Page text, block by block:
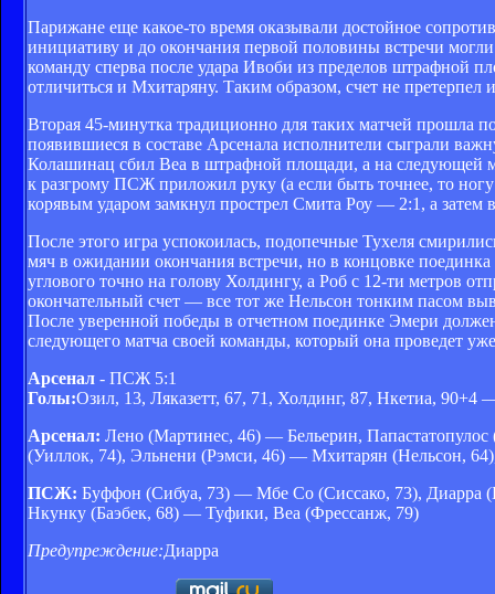
Парижане еще какое-то время оказывали достойное
инициативу и до окончания первой половины встречи
команду сперва после удара Ивоби из пределов штрафной
отличиться и Мхитаряну. Таким образом, счет не претерпел
Вторая 45-минутка традиционно для таких матчей прошла
появившиеся в составе Арсенала исполнители сыграли
Колашинац сбил Веа в штрафной площади, а на следующей
к разгрому ПСЖ приложил руку (а если быть точнее, то
корявым ударом замкнул прострел Смита Роу — 2:1, а
После этого игра успокоилась, подопечные Тухеля
мяч в ожидании окончания встречи, но в концовке
углового точно на голову Холдингу, а Роб с 12-ти метров
окончательный счет — все тот же Нельсон тонким пасом
После уверенной победы в отчетном поединке Эмери
следующего матча своей команды, который она проведет
Арсенал - ПСЖ 5:1
Голы:Озил, 13, Ляказетт, 67, 71, Холдинг, 87, Нкетиа, 90+4
Арсенал: Лено (Мартинес, 46) — Бельерин,
(Уиллок, 74), Эльнени (Рэмси, 46) — Мхитарян (Нельсон,
ПСЖ: Буффон (Сибуа, 73) — Мбе Со (Сиссако, 73), Диарра
Нкунку (Баэбек, 68) — Туфики, Веа (Фрессанж, 79)
Предупреждение:Диарра